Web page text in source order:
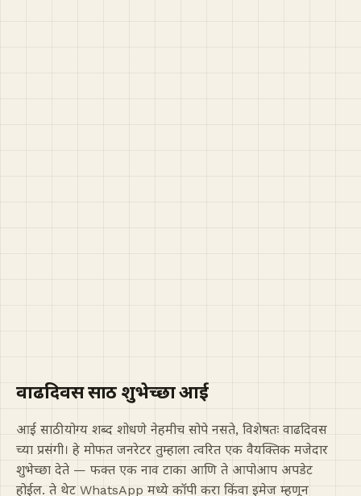
वाढदिवस साठी शुभेच्छा आई
आई साठी योग्य शब्द शोधणे नेहमीच सोपे नसते, विशेषतः वाढदिवस
च्या प्रसंगी। हे मोफत जनरेटर तुम्हाला त्वरित एक वैयक्तिक मजेदार
शुभेच्छा देते — फक्त एक नाव टाका आणि ते आपोआप अपडेट
होईल. ते थेट WhatsApp मध्ये कॉपी करा किंवा इमेज म्हणून